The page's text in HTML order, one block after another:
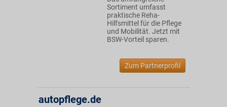
Sortiment umfasst
praktische Reha-
Hilfsmittel für die Pflege
und Mobilität. Jetzt mit
BSW-Vorteil sparen.
Zum Partnerprofil
autopflege.de